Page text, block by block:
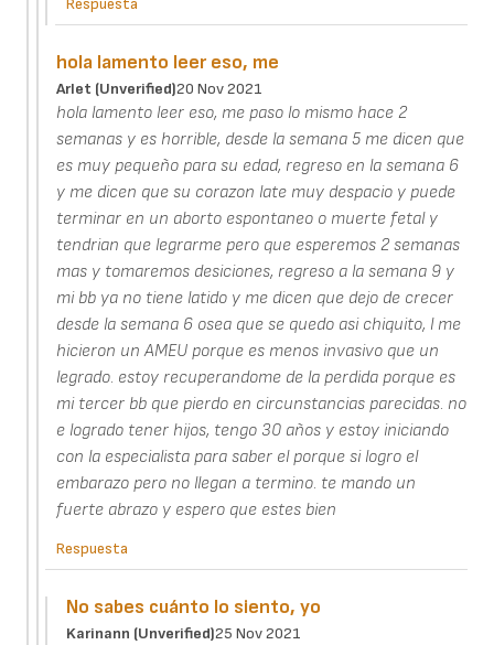
Respuesta
hola lamento leer eso, me
Arlet (unverified)20 Nov 2021
hola lamento leer eso, me paso lo mismo hace 2
semanas y es horrible, desde la semana 5 me dicen que
es muy pequeño para su edad, regreso en la semana 6
y me dicen que su corazon late muy despacio y puede
terminar en un aborto espontaneo o muerte fetal y
tendrian que legrarme pero que esperemos 2 semanas
mas y tomaremos desiciones, regreso a la semana 9 y
mi bb ya no tiene latido y me dicen que dejo de crecer
desde la semana 6 osea que se quedo asi chiquito, l me
hicieron un AMEU porque es menos invasivo que un
legrado. estoy recuperandome de la perdida porque es
mi tercer bb que pierdo en circunstancias parecidas. no
e logrado tener hijos, tengo 30 años y estoy iniciando
con la especialista para saber el porque si logro el
embarazo pero no llegan a termino. te mando un
fuerte abrazo y espero que estes bien
Respuesta
No sabes cuánto lo siento, yo
Karinann (unverified)25 Nov 2021